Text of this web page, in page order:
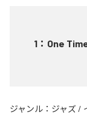
1 ： One
ジャンル： ジャズ /